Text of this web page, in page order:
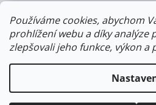
Používáme cookies, abychom
prohlížení webu a díky analýze
zlepšovali jeho funkce, výkon a
E-mailová adresa